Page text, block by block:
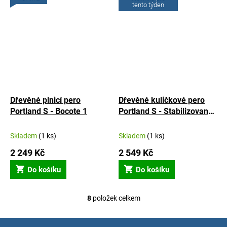
Dřevěné plnicí pero
Portland S - Bocote 1
Skladem (1 ks)
2 249 Kč
Do košíku
tento týden
Dřevěné kuličkové pero
Portland S - Stabilizované
Skladem (1 ks)
2 549 Kč
Do košíku
O
l
8položek celkem